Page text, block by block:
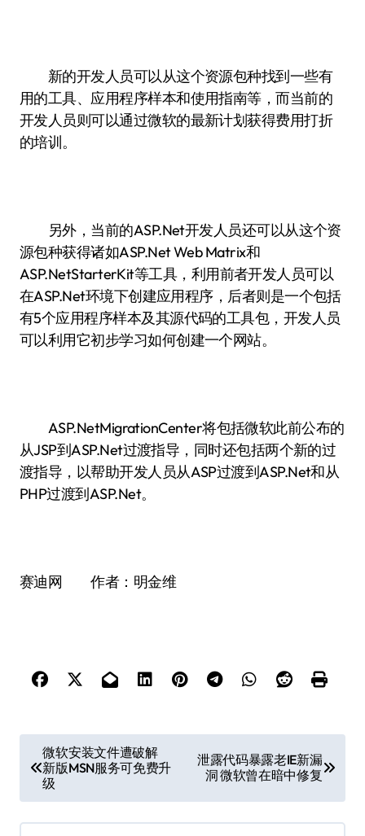
新的开发人员可以从这个资源包种找到一些有
用的工具、应用程序样本和使用指南等，而当前的
开发人员则可以通过微软的最新计划获得费用打折
的培训。
另外，当前的ASP.Net开发人员还可以从这个资
源包种获得诸如ASP.Net Web Matrix和
ASP.NetStarterKit等工具，利用前者开发人员可以
在ASP.Net环境下创建应用程序，后者则是一个包括
有5个应用程序样本及其源代码的工具包，开发人员
可以利用它初步学习如何创建一个网站。
ASP.NetMigrationCenter将包括微软此前公布的
从JSP到ASP.Net过渡指导，同时还包括两个新的过
渡指导，以帮助开发人员从ASP过渡到ASP.Net和从
PHP过渡到ASP.Net。
赛迪网 作者：明金维
章
导
航
微软安装文件遭破解
新版MSN服务可免费升
级
泄露代码暴露老IE新漏
洞 微软曾在暗中修复